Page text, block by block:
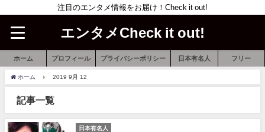
注目のエンタメ情報をお届け！Check it out!
エンタメCheck it out!
ホーム プロフィール プライバシーポリシー 日本有名人 フリー
ホーム 2019 9月 12
記事一覧
日本有名人